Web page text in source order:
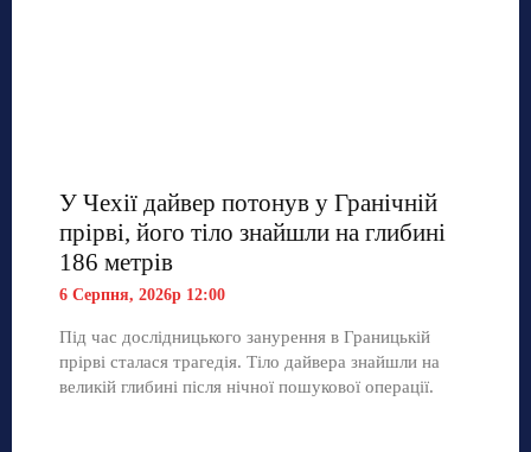
У Чехії дайвер потонув у Гранічній
прірві, його тіло знайшли на глибині
186 метрів
6 Серпня, 2026р 12:00
Під час дослідницького занурення в Границькій
прірві сталася трагедія. Тіло дайвера знайшли на
великій глибині після нічної пошукової операції.